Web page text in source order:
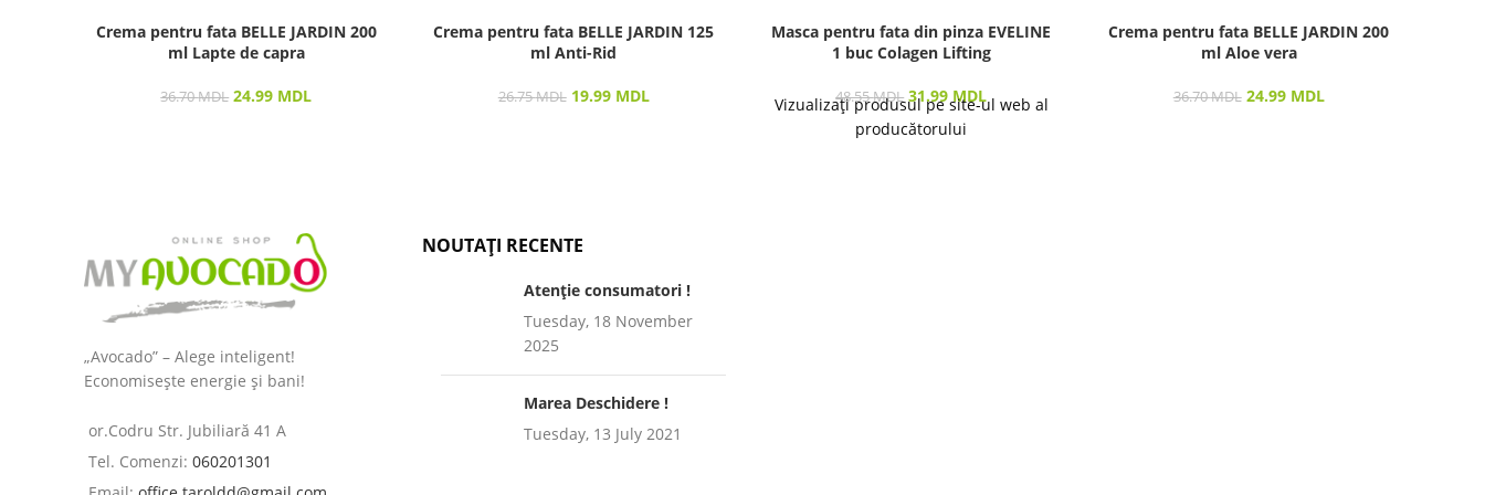
Crema pentru fata BELLE JARDIN 200
ml Lapte de capra
36.70MDL 24.99 MDL
Crema pentru fata BELLE JARDIN 125
ml Anti-Rid
26.75MDL 19.99 MDL
Masca pentru fata din pinza EVELINE
1 buc Colagen Lifting
48.55MDL 31.99 MDL
Vizualizați produsul pe site-ul web al
producătorului
Crema pentru fata BELLE JARDIN 200
ml Aloe vera
36.70MDL 24.99 MDL
„Avocado” – Alege inteligent!
Economisește energie și bani!
or.Codru Str. Jubiliară 41 A
Tel. Comenzi: 060201301
NOUTAȚI RECENTE
Atenție consumatori !
Tuesday, 18 November
2025
Marea Deschidere !
Tuesday, 13 July 2021